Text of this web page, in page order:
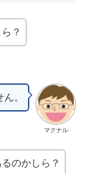
？
マクナル
。
のかしら？